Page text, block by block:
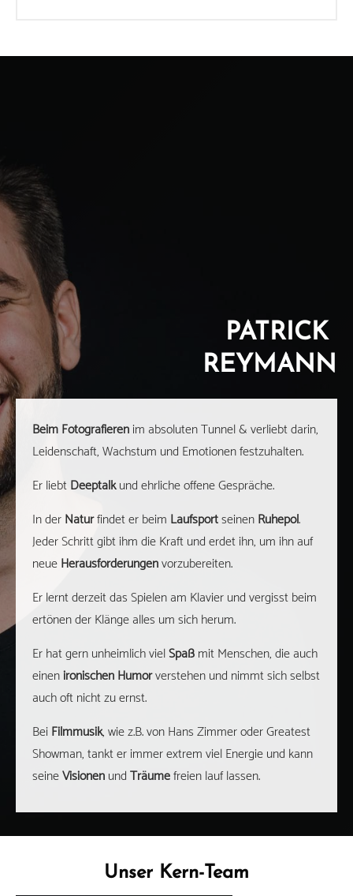
PATRICK
REYMANN
Beim Fotografierenim absoluten Tunnel & verliebt darin,
Leidenschaft, Wachstum und Emotionen festzuhalten.
Er liebtDeeptalkund ehrliche offene Gespräche.
In derNaturfindet er beim LaufsportseinenRuhepol.
Jeder Schritt gibt ihm die Kraft und erdet ihn, um ihn auf
neueHerausforderungenvorzubereiten.
Er lernt derzeit das Spielen am Klavier und vergisst beim
ertönen der Klänge alles um sich herum.
Er hat gern unheimlich vielSpaßmit Menschen, die auch
einenironischen Humorverstehen und nimmt sich selbst
auch oft nicht zu ernst.
BeiFilmmusik, wie z.B. von Hans Zimmer oder Greatest
Showman, tankt er immer extrem viel Energie und kann
seineVisionenundTräumefreien lauf lassen.
Unser Kern-Team